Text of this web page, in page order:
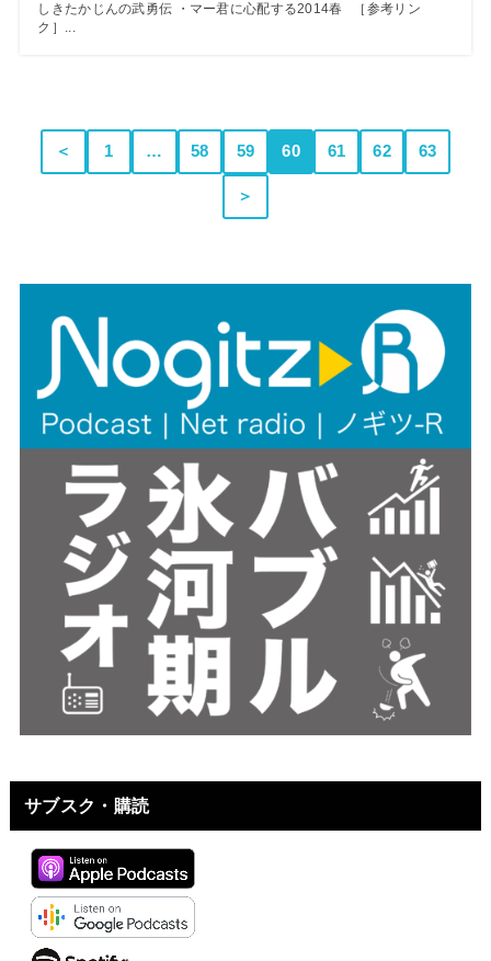
しきたかじんの武勇伝 ・マー君に心配する2014春 ［参考リン
ク］...
＜ 1 … 58 59 60 61 62 63
＞
サブスク・購読